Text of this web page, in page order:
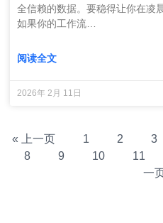
全信赖的数据。要稳得让你在凌
如果你的工作流…
阅读全文
2026年 2月 11日
« 上一页 1 2 3
8
9 10 11
一